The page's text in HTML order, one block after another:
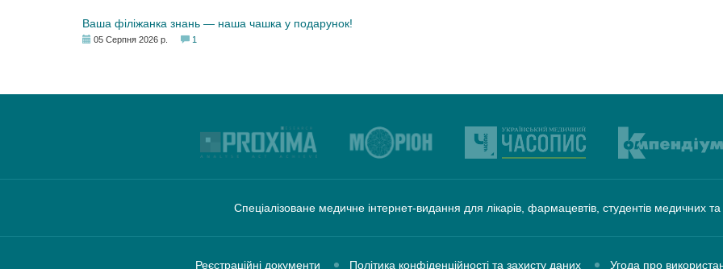
Ваша філіжанка знань — наша чашка у подарунок!
05 Серпня 2026 р. 1
Спеціалізоване медичне інтернет-видання для лікарів, фармацевтів, студентів медичних
Реєстраційні документи Політика конфіденційності та захисту даних Угода про